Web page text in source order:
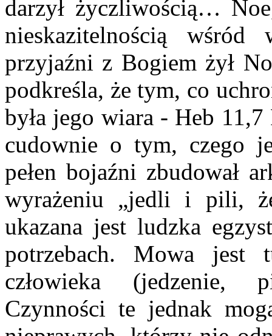
darzył życzliwością…
nieskazitelnością wśród
przyjaźni z Bogiem żył
podkreśla, że tym, co
była jego wiara - Heb 11,7
cudownie o tym, czego
pełen bojaźni zbudował
wyrażeniu „jedli i pili,
ukazana jest ludzka
potrzebach. Mowa jest
człowieka (jedzenie,
Czynności te jednak